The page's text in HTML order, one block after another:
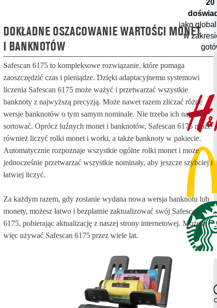
DOKŁADNE OSZACOWANIE WARTOŚCI MONET
I BANKNOTÓW
Safescan 6175 to kompleksowe rozwiązanie, które pomaga
zaoszczędzić czas i pieniądze. Dzięki adaptacyjnemu systemowi
liczenia Safescan 6175 może ważyć i przetwarzać wszystkie
banknoty z najwyższą precyzją. Może nawet razem zliczać różne
wersje banknotów o tym samym nominale. Nie trzeba ich najpierw
sortować. Oprócz luźnych monet i banknotów, Safescan 6175 może
również liczyć rolki monet i worki, a także banknoty w pakiecie.
Automatycznie rozpoznaje wszystkie ogólne rolki monet i może
jednocześnie przetwarzać wszystkie nominały, aby jeszcze szybciej i
łatwiej liczyć.
Za każdym razem, gdy zostanie wydana nowa wersja banknotu lub
monety, możesz łatwo i bezpłatnie zaktualizować swój Safescan
6175, pobierając aktualizację z naszej strony internetowej. Możesz
więc używać Safescan 6175 przez wiele lat.
20
jako
w